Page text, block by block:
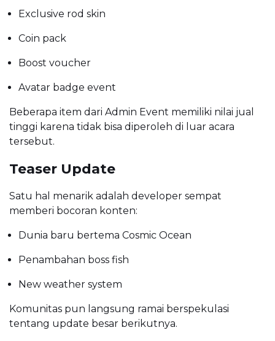
Exclusive rod skin
Coin pack
Boost voucher
Avatar badge event
Beberapa item dari Admin Event memiliki nilai jual
tinggi karena tidak bisa diperoleh di luar acara
tersebut.
Teaser Update
Satu hal menarik adalah developer sempat
memberi bocoran konten:
Dunia baru bertema Cosmic Ocean
Penambahan boss fish
New weather system
Komunitas pun langsung ramai berspekulasi
tentang update besar berikutnya.